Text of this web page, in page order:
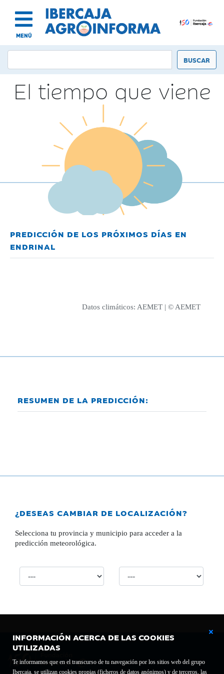
MENÚ
INFORMACIÓN ACERCA DE LAS COOKIES
UTILIZADAS
Te informamos que en el transcurso de tu navegación por los sitios web del grupo
Ibercaja, se utilizan cookies propias (ficheros de datos anónimos) y de terceros, las
El tiempo que viene
PREDICCIÓN DE LOS PRÓXIMOS DÍAS EN
ENDRINAL
Datos climáticos: AEMET | © AEMET
RESUMEN DE LA PREDICCIÓN:
¿DESEAS CAMBIAR DE LOCALIZACIÓN?
Selecciona tu provincia y municipio para acceder a la
predicción meteorológica.